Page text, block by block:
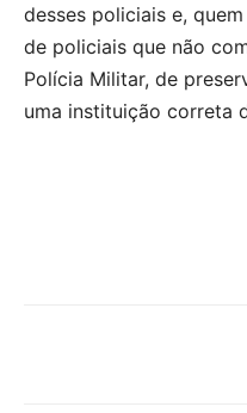
desses policiais e,
de policiais que não
Polícia Militar, de
uma instituição correta